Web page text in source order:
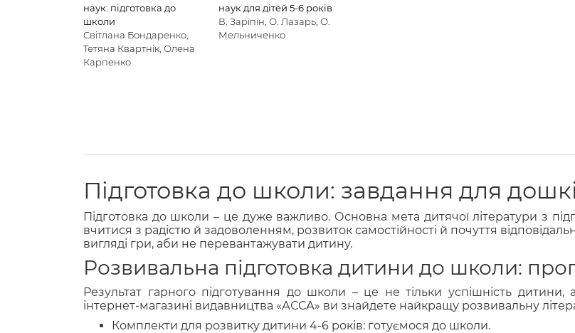
наук: підготовка до
школи
Світлана Бондаренко,
Тетяна Квартнік, Олена
Карпенко
наук для дітей 5-6 років
В. Заріпін, О. Лазарь, О.
Мельниченко
Підготовка до школи: завдання для
Підготовка до школи – це дуже важливо. Основна мета дитячої літератури з
вчитися з радістю й задоволенням, розвиток самостійності й почуття
вигляді гри, аби не перевантажувати дитину.
Розвивальна підготовка дитини до школи:
Результат гарного підготування до школи – це не тільки успішність
інтернет-магазині видавництва «АССА» ви знайдете найкращу розвивальну
Комплекти для розвитку дитини 4-6 років: готуємося до школи.